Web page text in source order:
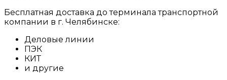
Бесплатная доставка до терминала транспортной
компании в г. Челябинске:
Деловые линии
ПЭК
КИТ
и другие